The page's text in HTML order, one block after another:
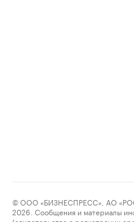
© ООО «БИЗНЕСПРЕСС», АО
2026. Сообщения и материалы